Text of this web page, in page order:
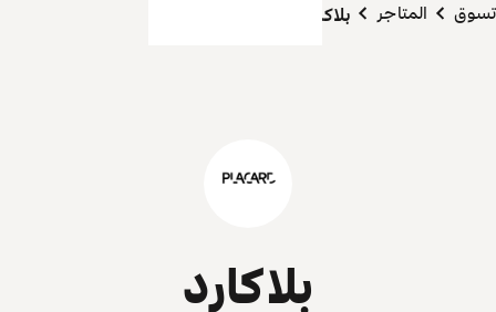
تسوق المتاجر بلاكارد
بلاكارد